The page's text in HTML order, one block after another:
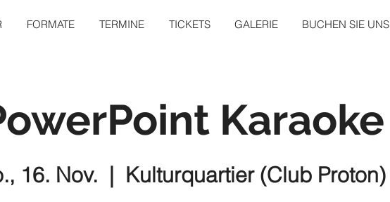
FORMATE TERMINE TICKETS GALERIE BUCHEN SIE UNS
Karaoke
16. Nov.
  |
Kulturquartier (Club Proton)